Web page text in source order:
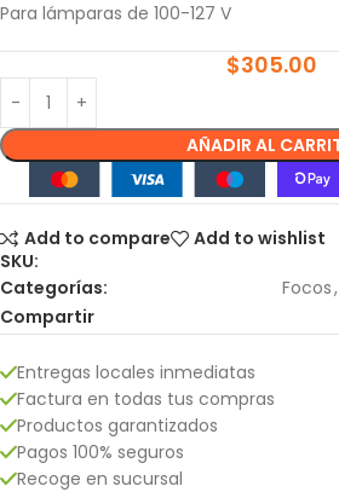
Para lámparas de 100-127 V
$305.00
AÑADIR AL
Add to compare
Add to wishlist
SKU:
Categorías:
Focos,
Compartir
Entregas locales inmediatas
Factura en todas tus compras
Productos garantizados
Pagos 100% seguros
Recoge en sucursal